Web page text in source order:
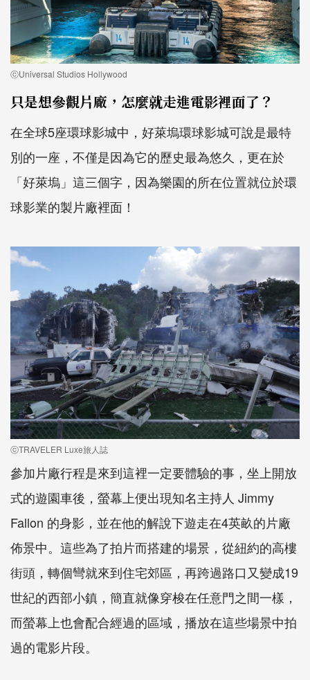
ⓒUniversal Studios Hollywood
只是想參觀片廠，怎麼就走進電影裡面了？
在全球5座環球影城中，好萊塢環球影城可說是最特
別的一座，不僅是因為它的歷史最為悠久，更在於
「好萊塢」這三個字，因為樂園的所在位置就位於環
球影業的製片廠裡面！
ⓒTRAVELER Luxe旅人誌
參加片廠行程是來到這裡一定要體驗的事，坐上開放
式的遊園車後，螢幕上便出現知名主持人 Jimmy
Fallon 的身影，並在他的解說下遊走在4英畝的片廠
佈景中。這些為了拍片而搭建的場景，從紐約的高樓
街頭，轉個彎就來到住宅郊區，再跨過路口又變成19
世紀的西部小鎮，簡直就像穿梭在任意門之間一樣，
而螢幕上也會配合經過的區域，播放在這些場景中拍
過的電影片段。